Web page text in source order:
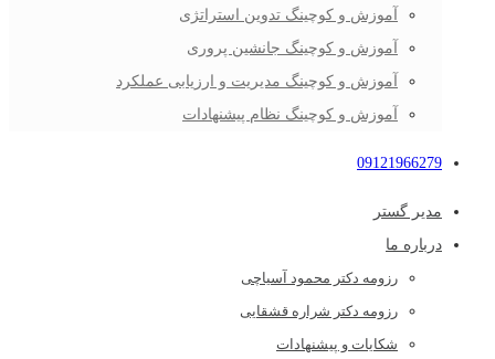
آموزش و کوچینگ تدوین استراتژی
آموزش و کوچینگ جانشین پروری
آموزش و کوچینگ مدیریت و ارزیابی عملکرد
آموزش و کوچینگ نظام پیشنهادات
09121966279
مدیر گستر
درباره ما
رزومه دکتر محمود آسیاچی
رزومه دکتر شراره قشقایی
شکایات و پیشنهادات